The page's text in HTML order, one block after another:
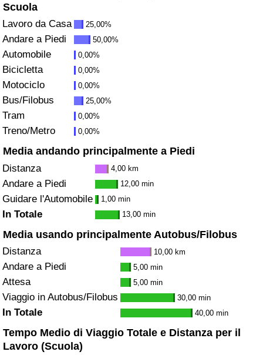
Scuola
Lavoro da Casa 25,00%
Andare a Piedi 50,00%
Automobile 0,00%
Bicicletta 0,00%
Motociclo 0,00%
Bus/Filobus 25,00%
Tram 0,00%
Treno/Metro 0,00%
Media andando principalmente a Piedi
Distanza 4,00 km
Andare a Piedi 12,00 min
Guidare l'Automobile 1,00 min
In Totale 13,00 min
Media usando principalmente Autobus/Filobus
Distanza 10,00 km
Andare a Piedi 5,00 min
Attesa 5,00 min
Viaggio in Autobus/Filobus 30,00 min
In Totale 40,00 min
Tempo Medio di Viaggio Totale e Distanza per il
Lavoro (Scuola)
Indice dell’Inquinamento (Corrente)
Indice di inquinamento
Indice dell’Inquinamento per Nazione
Traffico
Indice del Traffico
Indice del traffico (Corrente)
Indice del traffico per Nazione